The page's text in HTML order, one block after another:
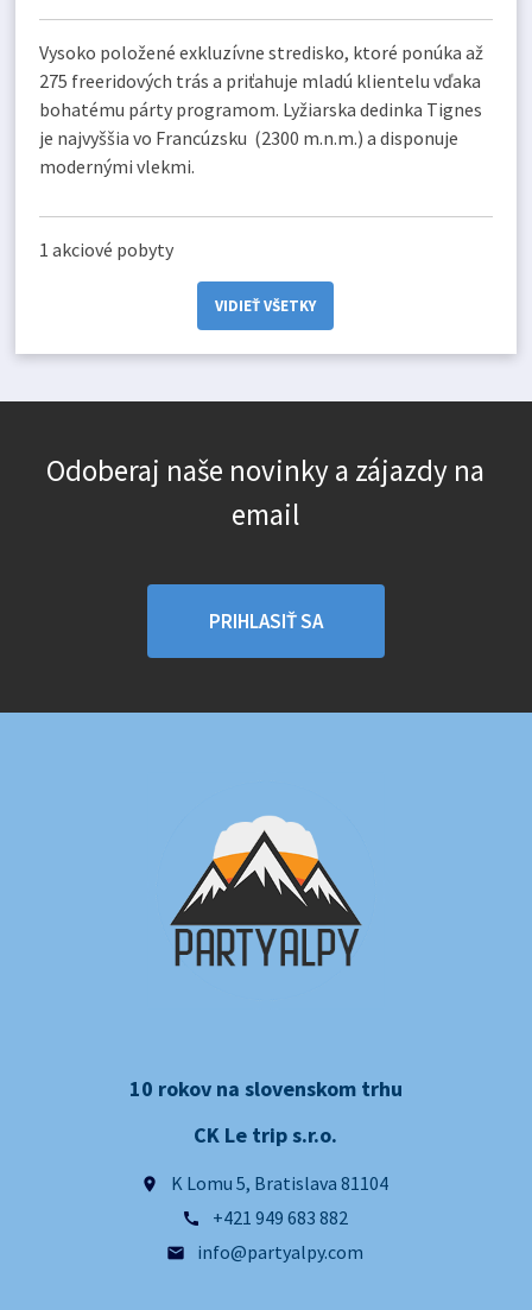
Vysoko položené exkluzívne stredisko, ktoré ponúka až
275 freeridových trás a priťahuje mladú klientelu vďaka
bohatému párty programom. Lyžiarska dedinka Tignes
je najvyššia vo Francúzsku (2300 m.n.m.) a disponuje
modernými vlekmi.
1 akciové pobyty
VIDIEŤ VŠETKY
Odoberaj naše novinky a zájazdy na
email
PRIHLASIŤ SA
10 rokov na slovenskom trhu
CK Le trip s.r.o.
place K Lomu 5, Bratislava 81104
call +421 949 683 882
email info@partyalpy.com